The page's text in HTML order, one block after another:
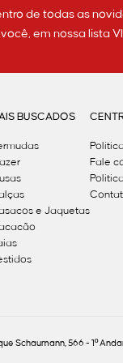
de todas as
em nossa lista
BUSCADOS
e Jaquetas
Fale
Schaumann, 566 - 1º